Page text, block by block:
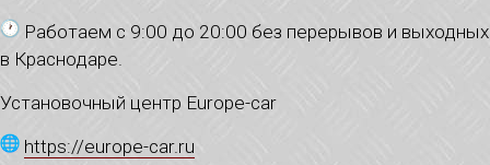
Работаем с 9:00 до 20:00 без перерывов и выходных
в Краснодаре.
Установочный центр Europe-car
https://europe-car.ru